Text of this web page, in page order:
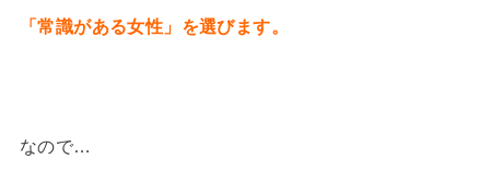
「常識がある女性」を選びます。
なので…